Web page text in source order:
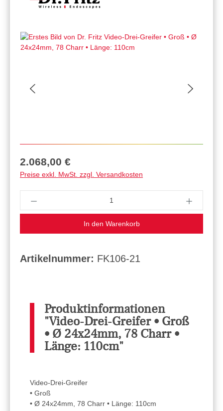
Regulärer Preis:
2.068,00 €
Preise exkl. MwSt. zzgl. Versandkosten
Produkt Anzahl: Gib den gewünschten Wert
In den Warenkorb
Artikelnummer: FK106-21
Produktinformationen
"Video-Drei-Greifer • Groß
• Ø 24x24mm, 78 Charr •
Länge: 110cm"
Video-Drei-Greifer
• Groß
• Ø 24x24mm, 78 Charr • Länge: 110cm